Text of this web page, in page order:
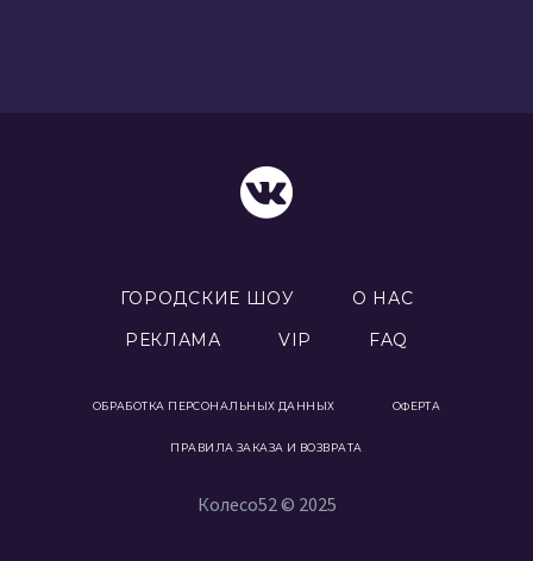
ГОРОДСКИЕ ШОУ
О НАС
РЕКЛАМА
VIP FAQ
ОБРАБОТКА ПЕРСОНАЛЬНЫХ ДАННЫХ ОФЕРТА
ПРАВИЛА ЗАКАЗА И ВОЗВРАТА
Колесо52 © 2025